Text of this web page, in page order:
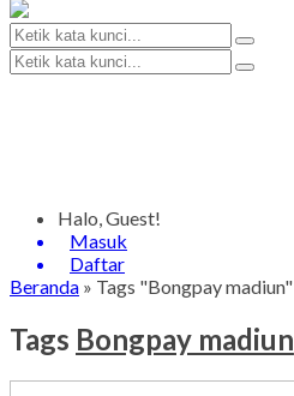
Halo, Guest!
Masuk
Daftar
Beranda » Tags "Bongpay madiun"
Tags Bongpay madiun